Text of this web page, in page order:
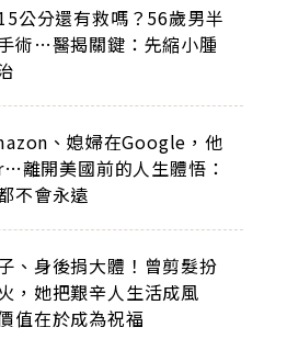
公分還有救嗎？56歲男半
術…醫揭關鍵：先縮小腫
、媳婦在Google，他
離開美國前的人生體悟：
不會永遠
、身後捐大體！曾剪髮扮
，她把艱辛人生活成風
值在於成為祝福